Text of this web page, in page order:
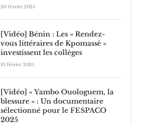
20 février 2025
[Vidéo] Bénin : Les « Rendez-
vous littéraires de Kpomassè »
investissent les collèges
10 février 2025
[Vidéo] « Yambo Ouologuem, la
blessure » : Un documentaire
sélectionné pour le FESPACO
2025